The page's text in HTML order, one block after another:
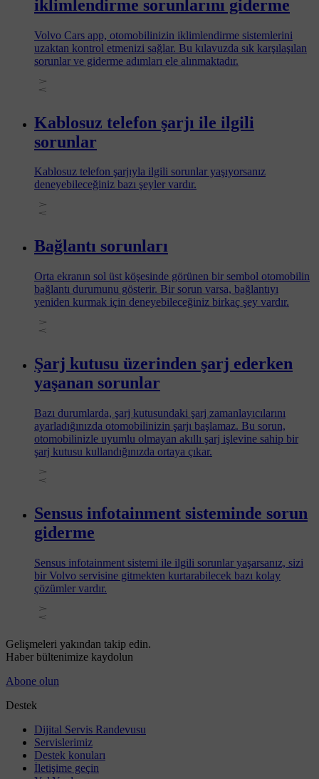
iklimlendirme sorunlarını giderme
Volvo Cars app, otomobilinizin iklimlendirme sistemlerini
uzaktan kontrol etmenizi sağlar. Bu kılavuzda sık karşılaşılan
sorunlar ve giderme adımları ele alınmaktadır.
Kablosuz telefon şarjı ile ilgili
sorunlar
Kablosuz telefon şarjıyla ilgili sorunlar yaşıyorsanız
deneyebileceğiniz bazı şeyler vardır.
Bağlantı sorunları
Orta ekranın sol üst köşesinde görünen bir sembol otomobilin
bağlantı durumunu gösterir. Bir sorun varsa, bağlantıyı
yeniden kurmak için deneyebileceğiniz birkaç şey vardır.
Şarj kutusu üzerinden şarj ederken
yaşanan sorunlar
Bazı durumlarda, şarj kutusundaki şarj zamanlayıcılarını
ayarladığınızda otomobilinizin şarjı başlamaz. Bu sorun,
otomobilinizle uyumlu olmayan akıllı şarj işlevine sahip bir
şarj kutusu kullandığınızda ortaya çıkar.
Sensus infotainment sisteminde sorun
giderme
Sensus infotainment sistemi ile ilgili sorunlar yaşarsanız, sizi
bir Volvo servisine gitmekten kurtarabilecek bazı kolay
çözümler vardır.